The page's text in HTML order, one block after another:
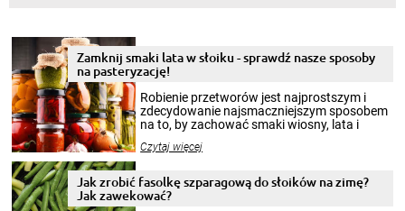
Zamknij smaki lata w słoiku - sprawdź nasze sposoby
na pasteryzację!
Robienie przetworów jest najprostszym i
zdecydowanie najsmaczniejszym sposobem
na to, by zachować smaki wiosny, lata i
krajobrazów, by cieszyć nimi oko w sezonie
pełni poczuć atmosferę cieplejszych
miesięcy. Przygotowanie słoików ze
Czytaj więcej
Jak zrobić fasolkę szparagową do słoików na zimę?
Jak zawekować?